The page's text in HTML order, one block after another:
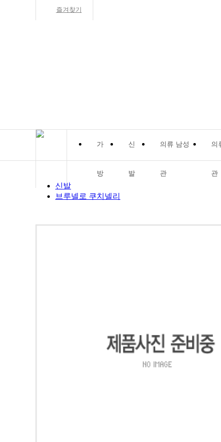
즐겨찾기
가
방
신
발
의류 남성
관
의
관
신발
브루넬로 쿠치넬리